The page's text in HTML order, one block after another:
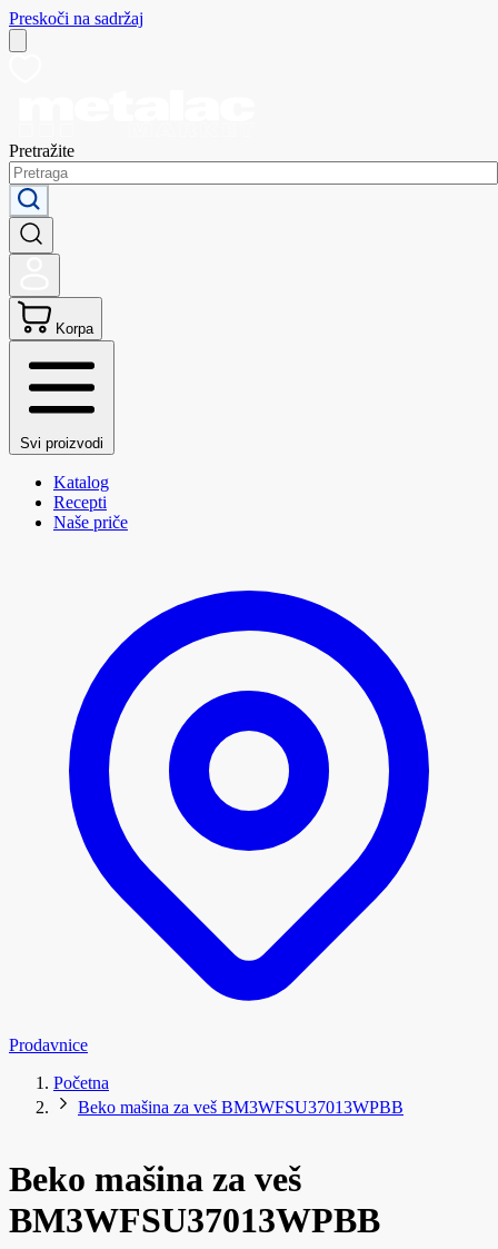
Preskoči na sadržaj
Pretražite
Korpa
Svi proizvodi
Katalog
Recepti
Naše priče
Prodavnice
Početna
Beko mašina za veš BM3WFSU37013WPBB
Beko mašina za veš
BM3WFSU37013WPBB